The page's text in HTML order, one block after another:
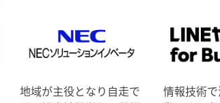
地域が主役となり自走で
情報技術